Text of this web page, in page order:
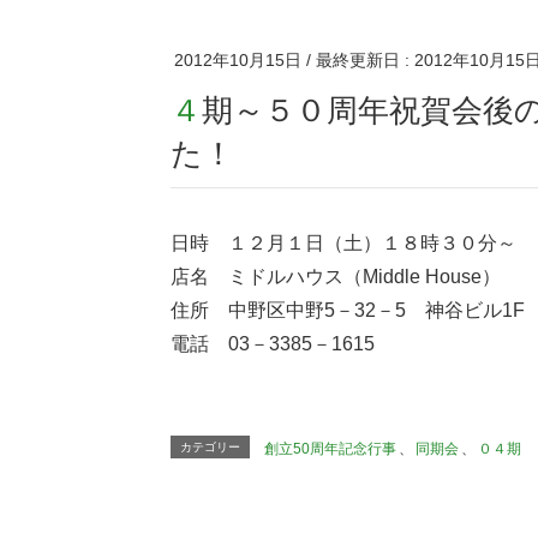
2012年10月15日 / 最終更新日 : 2012年10月15日
４期～５０周年祝賀会後の二次会場所が変更になりまし
た！
日時 １２月１日（土）１８時３０分～
店名 ミドルハウス（Middle House）
住所 中野区中野5－32－5 神谷ビル1F
電話 03－3385－1615
カテゴリー 創立50周年記念行事 、 同期会 、 ０４期